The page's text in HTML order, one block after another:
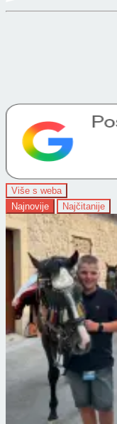
Više s weba
Najnovije
Najčitanije